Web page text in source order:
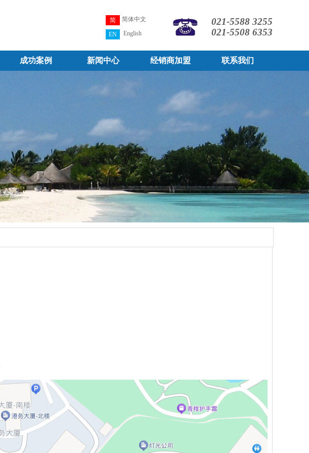
EN
简体中文
English
简
021-5588 3255
021-5508 6353
成功案例 新闻中心 经销商加盟 联系我们